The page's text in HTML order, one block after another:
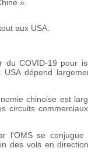
».
aux USA.
du COVID-19 pour
dépend
chinoise est
circuits
l’OMS se
des vols en